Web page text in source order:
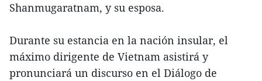
Shanmugaratnam, y su esposa.
Durante su estancia en la nación insular, el
máximo dirigente de Vietnam asistirá y
pronunciará un discurso en el Diálogo de